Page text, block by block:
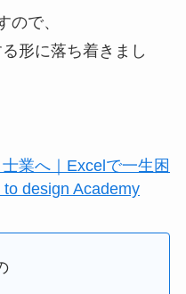
ので、
形に落ち着きまし
業へ｜Excelで一生困
design Academy